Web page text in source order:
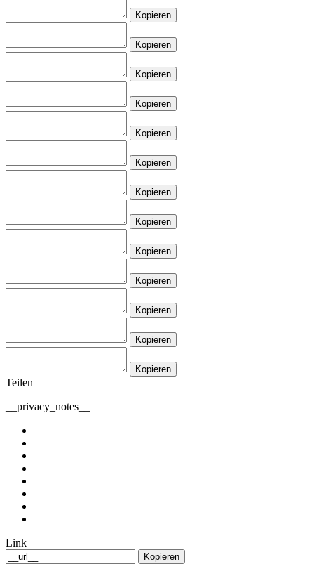
Kopieren
Kopieren
Kopieren
Kopieren
Kopieren
Kopieren
Kopieren
Kopieren
Kopieren
Kopieren
Kopieren
Kopieren
Kopieren
Teilen
__privacy_notes__
Link
Kopieren